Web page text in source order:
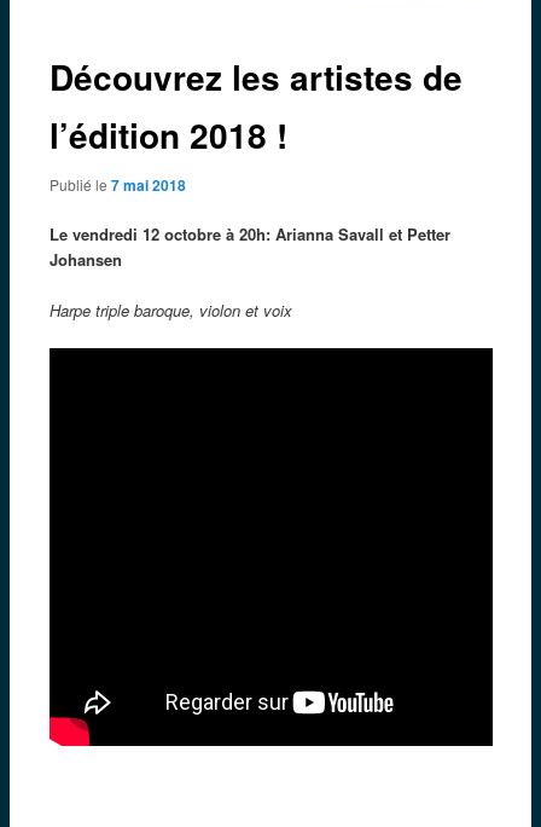
Découvrez les artistes de
l’édition 2018 !
Publié le 7 mai 2018
Le vendredi 12 octobre à 20h: Arianna Savall et Petter
Johansen
Harpe triple baroque, violon et voix